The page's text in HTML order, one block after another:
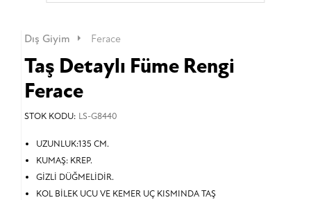
Dış Giyim Ferace
Taş Detaylı Füme Rengi
Ferace
STOK KODU: LS-G8440
UZUNLUK:135 CM.
KUMAŞ: KREP.
GİZLİ DÜĞMELİDİR.
KOL BİLEK UCU VE KEMER UÇ KISMINDA TAŞ